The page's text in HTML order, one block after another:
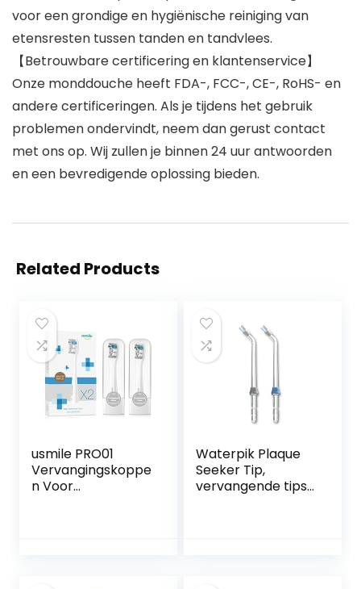
voor een grondige en hygiënische reiniging van
etensresten tussen tanden en tandvlees.
【Betrouwbare certificering en klantenservice】
Onze monddouche heeft FDA-, FCC-, CE-, RoHS- en
andere certificeringen. Als je tijdens het gebruik
problemen ondervindt, neem dan gerust contact
met ons op. Wij zullen je binnen 24 uur antwoorden
en een bevredigende oplossing bieden.
Related Products
usmile PRO01
Vervangingskoppe
n Voor
Waterpik Plaque
Seeker Tip,
vervangende tips